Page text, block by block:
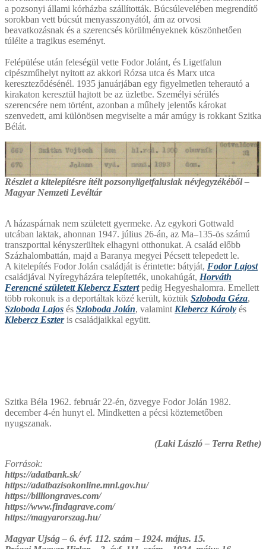
a pozsonyi állami kórházba szállították. Búcsúlevelében megrendítő
sorokban vett búcsút menyasszonyától, ám az orvosi
beavatkozásnak és a szerencsés körülményeknek köszönhetően
túlélte a tragikus eseményt.
Felépülése után feleségül vette Fodor Jolánt, és Ligetfalun
cipészműhelyt nyitott az akkori Rózsa utca és Marx utca
kereszteződésénél. 1935 januárjában egy figyelmetlen teherautó a
kirakaton keresztül hajtott be az üzletbe. Személyi sérülés
szerencsére nem történt, azonban a műhely jelentős károkat
szenvedett, ami különösen megviselte a már amúgy is rokkant Szitka
Bélát.
Részlet a kitelepítésre ítélt pozsonyligetfalusiak névjegyzékéből –
Magyar Nemzeti Levéltár
A házaspárnak nem született gyermeke. Az egykori Gottwald
utcában laktak, ahonnan 1947. július 26-án, az Ma–135-ös számú
transzporttal kényszerültek elhagyni otthonukat. A család előbb
Százhalombattán, majd a Baranya megyei Pécsett telepedett le.
A kitelepítés Fodor Jolán családját is érintette: bátyját, Fodor Lajost
családjával Nyíregyházára telepítették, unokahúgát, Horváth
Ferencné született Klebercz Esztertpedig Hegyeshalomra. Emellett
több rokonuk is a deportáltak közé került, köztük Szloboda Géza,
Szloboda Lajos és Szloboda Jolán, valamint Klebercz Károly és
Klebercz Eszteris családjaikkal együtt.
Szitka Béla 1962. február 22-én, özvegye Fodor Jolán 1982.
december 4-én hunyt el. Mindketten a pécsi köztemetőben
nyugszanak.
(Laki László – Terra Rethe)
Források:
https://adatbank.sk/
https://adatbazisokonline.mnl.gov.hu/
https://billiongraves.com/
https://www.findagrave.com/
https://magyarorszag.hu/
Magyar Ujság – 6. évf. 112. szám – 1924. május. 15.